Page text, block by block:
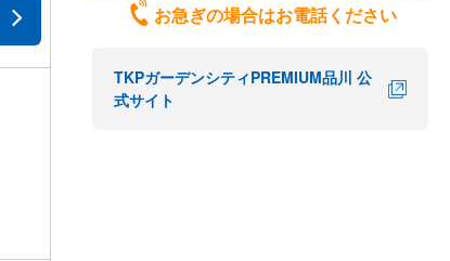
お急ぎの場合はお電話ください
TKPガーデンシティPREMIUM品川 公
式サイト